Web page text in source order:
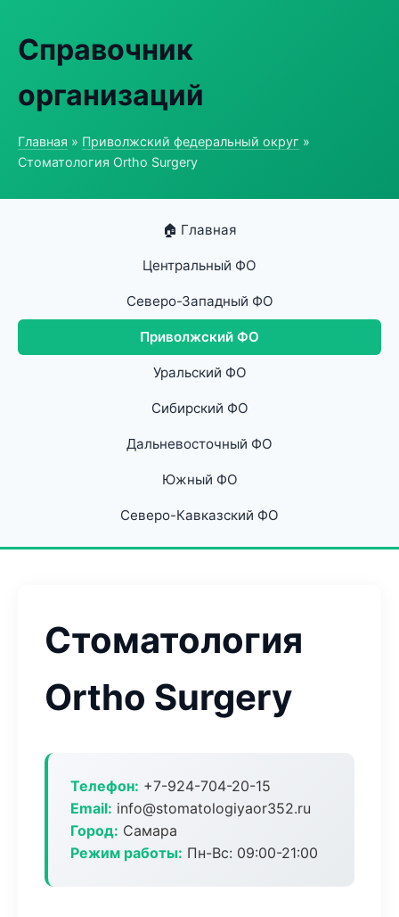
Справочник
организаций
Главная » Приволжский федеральный округ »
Стоматология Ortho Surgery
🏠 Главная
Центральный ФО
Северо-Западный ФО
Приволжский ФО
Уральский ФО
Сибирский ФО
Дальневосточный ФО
Южный ФО
Северо-Кавказский ФО
Стоматология
Ortho Surgery
Телефон: +7-924-704-20-15
Email: info@stomatologiyaor352.ru
Город: Самара
Режим работы: Пн-Вс: 09:00-21:00